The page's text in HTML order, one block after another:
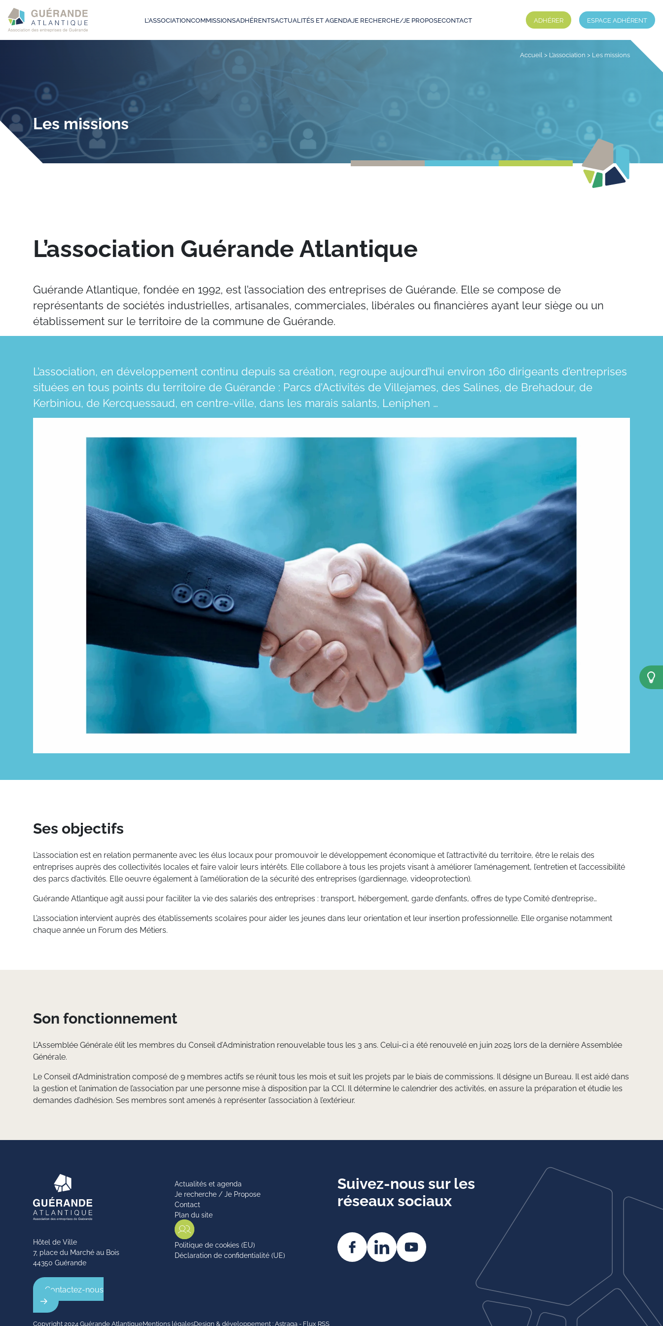
L’ASSOCIATIONCOMMISSIONSADHÉRENTSACTUALITÉS ET AGENDAJE RECHERCHE/JE PROPOSECONTACT ADHÉRER ESPACE ADHÉRENT
Accueil > L’association > Les missions
Les missions
L’association Guérande Atlantique
Guérande Atlantique, fondée en 1992, est l’association des entreprises de Guérande. Elle se compose de
représentants de sociétés industrielles, artisanales, commerciales, libérales ou financières ayant leur siège ou un
établissement sur le territoire de la commune de Guérande.
L’association, en développement continu depuis sa création, regroupe aujourd’hui environ 160 dirigeants d’entreprises
situées en tous points du territoire de Guérande : Parcs d’Activités de Villejames, des Salines, de Brehadour, de
Kerbiniou, de Kercquessaud, en centre-ville, dans les marais salants, Leniphen …
Ses objectifs
L’association est en relation permanente avec les élus locaux pour promouvoir le développement économique et l’attractivité du territoire, être le relais des
entreprises auprès des collectivités locales et faire valoir leurs intérêts. Elle collabore à tous les projets visant à améliorer l’aménagement, l’entretien et l’accessibilité
des parcs d’activités. Elle oeuvre également à l’amélioration de la sécurité des entreprises (gardiennage, videoprotection).
Guérande Atlantique agit aussi pour faciliter la vie des salariés des entreprises : transport, hébergement, garde d’enfants, offres de type Comité d’entreprise…
L’association intervient auprès des établissements scolaires pour aider les jeunes dans leur orientation et leur insertion professionnelle. Elle organise notamment
chaque année un Forum des Métiers.
Son fonctionnement
L’Assemblée Générale élit les membres du Conseil d’Administration renouvelable tous les 3 ans. Celui-ci a été renouvelé en juin 2025 lors de la dernière Assemblée
Générale.
Le Conseil d’Administration composé de 9 membres actifs se réunit tous les mois et suit les projets par le biais de commissions. Il désigne un Bureau. Il est aidé dans
la gestion et l’animation de l’association par une personne mise à disposition par la CCI. Il détermine le calendrier des activités, en assure la préparation et étudie les
demandes d’adhésion. Ses membres sont amenés à représenter l’association à l’extérieur.
Hôtel de Ville
7, place du Marché au Bois
44350 Guérande
Contactez-nous
Actualités et agenda
Je recherche / Je Propose
Contact
Plan du site
Politique de cookies (EU)
Déclaration de confidentialité (UE)
Suivez-nous sur les
réseaux sociaux
Copyright 2024 Guérande AtlantiqueMentions légalesDesign & développement :Astraga- Flux RSS